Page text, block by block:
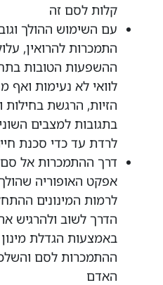
קלות לסם זה
עם השימוש ההולך
התמכרות להרואין,
ההשפעות הטובות
לוואי לא נעימות ואף
הזיות, הרגשת בחילות
בתגובות למצבים
לרדת עד כדי סכנת
דרך ההתמכרות אל סם
אפקט האופוריה
לרמות המינונים
הדרך לשוב ולהרגיש
באמצעות הגדלת
ההתמכרות לסם
האדם